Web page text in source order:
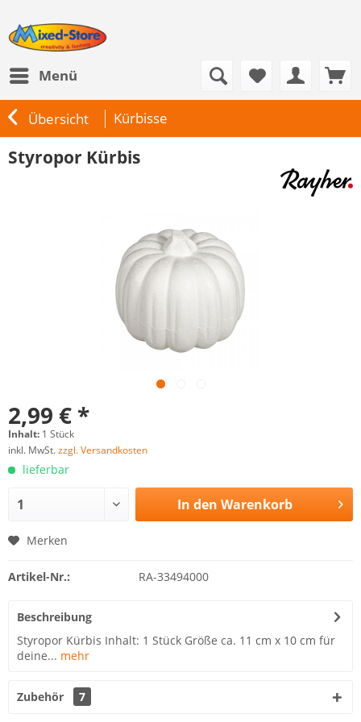
Menü
Übersicht Kürbisse
Styropor Kürbis
2,99 € *
Inhalt: 1 Stück
inkl. MwSt.zzgl. Versandkosten
lieferbar
In den Warenkorb
Merken
Artikel-Nr.: RA-33494000
Beschreibung
Styropor Kürbis Inhalt: 1 Stück Größe ca. 11 cm x 10 cm für
deine... mehr
Zubehör 7